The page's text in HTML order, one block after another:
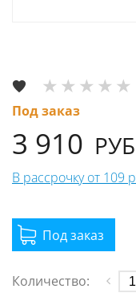
Под заказ
3 910
В рассрочку от 109
Количество: